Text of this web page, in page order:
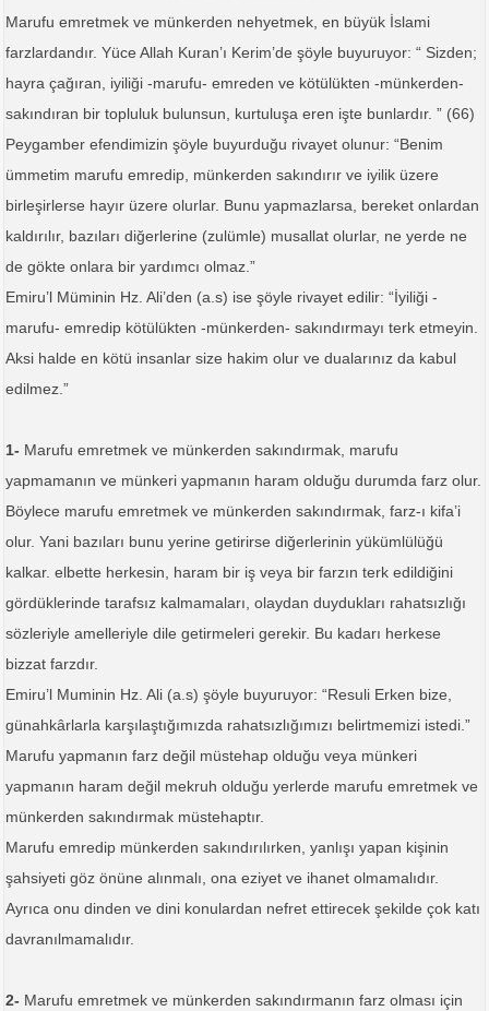
Marufu emretmek ve münkerden nehyetmek, en büyük İslami
farzlardandır. Yüce Allah Kuran’ı Kerim’de şöyle buyuruyor: “ Sizden;
hayra çağıran, iyiliği -marufu- emreden ve kötülükten -münkerden-
sakındıran bir topluluk bulunsun, kurtuluşa eren işte bunlardır. ” (66)
Peygamber efendimizin şöyle buyurduğu rivayet olunur: “Benim
ümmetim marufu emredip, münkerden sakındırır ve iyilik üzere
birleşirlerse hayır üzere olurlar. Bunu yapmazlarsa, bereket onlardan
kaldırılır, bazıları diğerlerine (zulümle) musallat olurlar, ne yerde ne
de gökte onlara bir yardımcı olmaz.”
Emiru’l Müminin Hz. Ali’den (a.s) ise şöyle rivayet edilir: “İyiliği -
marufu- emredip kötülükten -münkerden- sakındırmayı terk etmeyin.
Aksi halde en kötü insanlar size hakim olur ve dualarınız da kabul
edilmez.”
1- Marufu emretmek ve münkerden sakındırmak, marufu
yapmamanın ve münkeri yapmanın haram olduğu durumda farz olur.
Böylece marufu emretmek ve münkerden sakındırmak, farz-ı kifa’i
olur. Yani bazıları bunu yerine getirirse diğerlerinin yükümlülüğü
kalkar. elbette herkesin, haram bir iş veya bir farzın terk edildiğini
gördüklerinde tarafsız kalmamaları, olaydan duydukları rahatsızlığı
sözleriyle amelleriyle dile getirmeleri gerekir. Bu kadarı herkese
bizzat farzdır.
Emiru’l Muminin Hz. Ali (a.s) şöyle buyuruyor: “Resuli Erken bize,
günahkârlarla karşılaştığımızda rahatsızlığımızı belirtmemizi istedi.”
Marufu yapmanın farz değil müstehap olduğu veya münkeri
yapmanın haram değil mekruh olduğu yerlerde marufu emretmek ve
münkerden sakındırmak müstehaptır.
Marufu emredip münkerden sakındırılırken, yanlışı yapan kişinin
şahsiyeti göz önüne alınmalı, ona eziyet ve ihanet olmamalıdır.
Ayrıca onu dinden ve dini konulardan nefret ettirecek şekilde çok katı
davranılmamalıdır.
2- Marufu emretmek ve münkerden sakındırmanın farz olması için